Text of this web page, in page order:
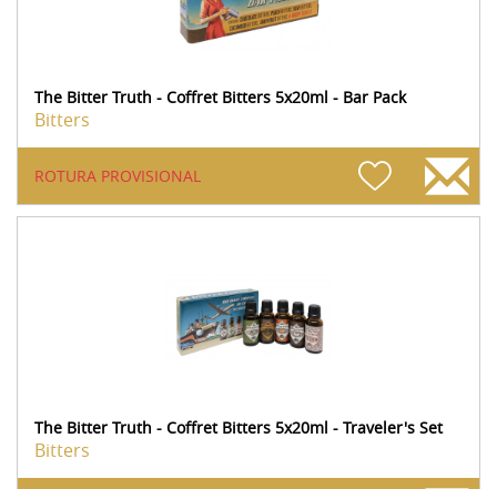
The Bitter Truth - Coffret Bitters 5x20ml - Bar Pack
Bitters
ROTURA PROVISIONAL
The Bitter Truth - Coffret Bitters 5x20ml - Traveler's Set
Bitters